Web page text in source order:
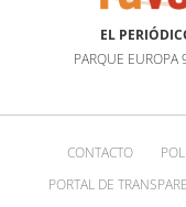
EL
PARQUE
CONTACTO
PORTAL DE